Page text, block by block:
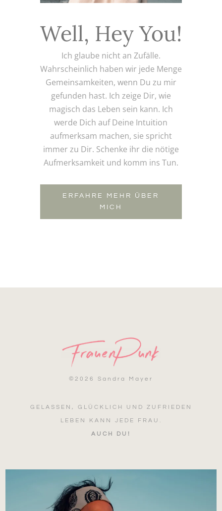
Well, Hey You!
Ich glaube nicht an Zufälle.
Wahrscheinlich haben wir jede Menge
Gemeinsamkeiten, wenn Du zu mir
gefunden hast. Ich zeige Dir, wie
magisch das Leben sein kann. Ich
werde Dich auf Deine Intuition
aufmerksam machen, sie spricht
immer zu Dir. Schenke ihr die nötige
Aufmerksamkeit und komm ins Tun.
ERFAHRE MEHR ÜBER
MICH
© 2026 Sandra Mayer
GELASSEN, GLÜCKLICH UND ZUFRIEDEN
LEBEN KANN JEDE FRAU.
AUCH DU!